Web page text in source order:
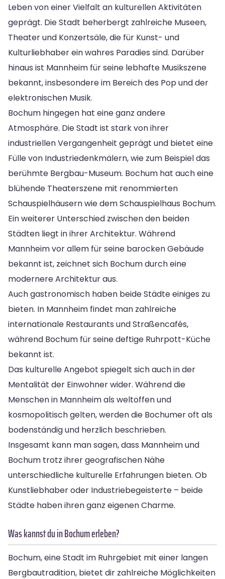
Leben von einer Vielfalt an kulturellen Aktivitäten
geprägt. Die Stadt beherbergt zahlreiche Museen,
Theater und Konzertsäle, die für Kunst- und
Kulturliebhaber ein wahres Paradies sind. Darüber
hinaus ist Mannheim für seine lebhafte Musikszene
bekannt, insbesondere im Bereich des Pop und der
elektronischen Musik.
Bochum hingegen hat eine ganz andere
Atmosphäre. Die Stadt ist stark von ihrer
industriellen Vergangenheit geprägt und bietet eine
Fülle von Industriedenkmälern, wie zum Beispiel das
berühmte Bergbau-Museum. Bochum hat auch eine
blühende Theaterszene mit renommierten
Schauspielhäusern wie dem Schauspielhaus Bochum.
Ein weiterer Unterschied zwischen den beiden
Städten liegt in ihrer Architektur. Während
Mannheim vor allem für seine barocken Gebäude
bekannt ist, zeichnet sich Bochum durch eine
modernere Architektur aus.
Auch gastronomisch haben beide Städte einiges zu
bieten. In Mannheim findet man zahlreiche
internationale Restaurants und Straßencafés,
während Bochum für seine deftige Ruhrpott-Küche
bekannt ist.
Das kulturelle Angebot spiegelt sich auch in der
Mentalität der Einwohner wider. Während die
Menschen in Mannheim als weltoffen und
kosmopolitisch gelten, werden die Bochumer oft als
bodenständig und herzlich beschrieben.
Insgesamt kann man sagen, dass Mannheim und
Bochum trotz ihrer geografischen Nähe
unterschiedliche kulturelle Erfahrungen bieten. Ob
Kunstliebhaber oder Industriebegeisterte – beide
Städte haben ihren ganz eigenen Charme.
Was kannst du in Bochum erleben?
Bochum, eine Stadt im Ruhrgebiet mit einer langen
Bergbautradition, bietet dir zahlreiche Möglichkeiten